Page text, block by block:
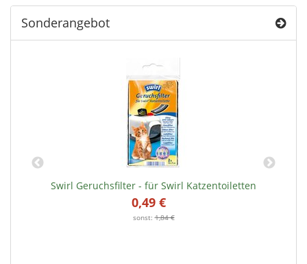
Sonderangebot
Swirl Geruchsfilter - für Swirl Katzentoiletten
0,49 €
sonst:1,84 €